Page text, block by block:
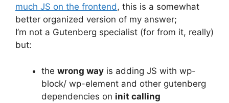
much JS on the frontend, this is a somewhat
better organized version of my answer;
I’m not a Gutenberg specialist (for from it, really)
but:
the wrong way is adding JS with wp-
block/ wp-element and other gutenberg
dependencies on init calling